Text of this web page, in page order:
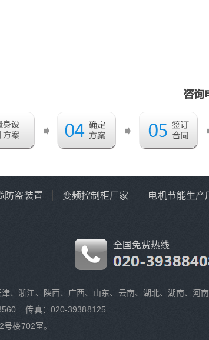
防盗装置 变频控制柜厂家 电机节能生产
全国免费热线
、浙江、陕西、广西、山东、云南、湖北、湖南、河
传真：020-39388125
楼702室。